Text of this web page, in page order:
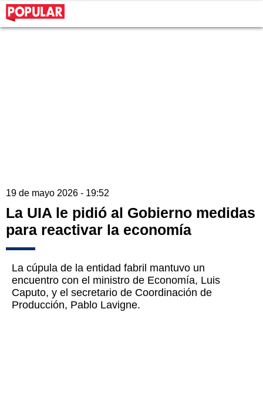
19 de mayo 2026 - 19:52
La UIA le pidió al Gobierno medidas
para reactivar la economía
La cúpula de la entidad fabril mantuvo un
encuentro con el ministro de Economía, Luis
Caputo, y el secretario de Coordinación de
Producción, Pablo Lavigne.